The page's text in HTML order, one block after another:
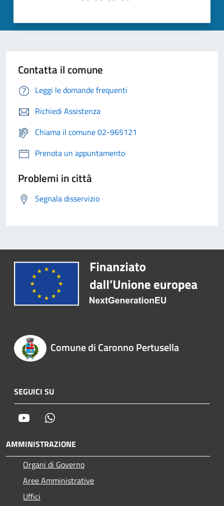
Contatta il comune
Leggi le domande frequenti
Richiedi Assistenza
Chiama il comune 02-965121
Prenota un appuntamento
Problemi in città
Segnala disservizio
Comune di Caronno Pertusella
SEGUICI SU
Youtube
AMMINISTRAZIONE
Organi di Governo
Aree Amministrative
Uffici